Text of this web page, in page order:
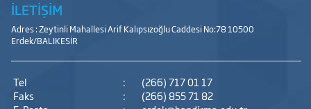
İLETİŞİM
Adres : Zeytinli Mahallesi Arif Kalıpsızoğlu Caddesi No:78 10500
Erdek/BALIKESİR
Tel :
(266) 717 01 17
Faks
:
(266) 855 71 82